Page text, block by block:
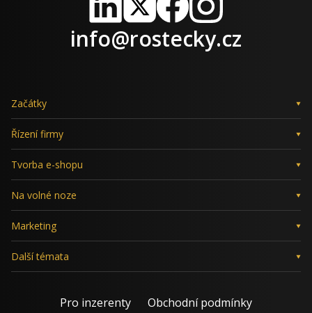
LinkedIn
X FacebookInstagram
info@rostecky.cz
Začátky
Řízení firmy
Tvorba e-shopu
Na volné noze
Marketing
Další témata
Pro inzerenty Obchodní podmínky